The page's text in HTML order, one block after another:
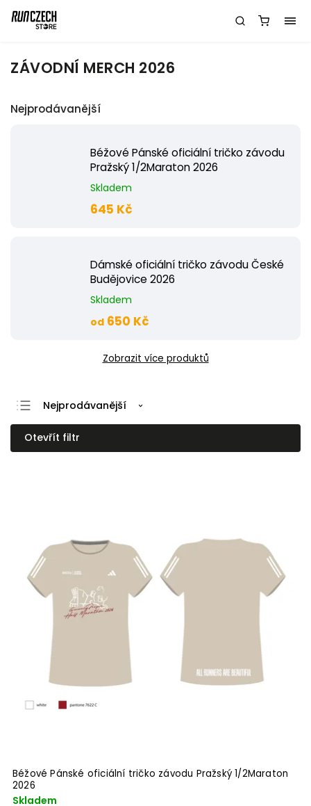
ZÁVODNÍ MERCH 2026
Nejprodávanější
Béžové Pánské oficiální tričko závodu
Pražský 1/2Maraton 2026
Skladem
645 Kč
Dámské oficiální tričko závodu České
Budějovice 2026
Skladem
od 650 Kč
Zobrazit více produktů
Nejprodávanější
Nejlevnější
Nejdražší
Otevřít filtr
Béžové Pánské oficiální tričko závodu Pražský 1/2Maraton
2026
Skladem